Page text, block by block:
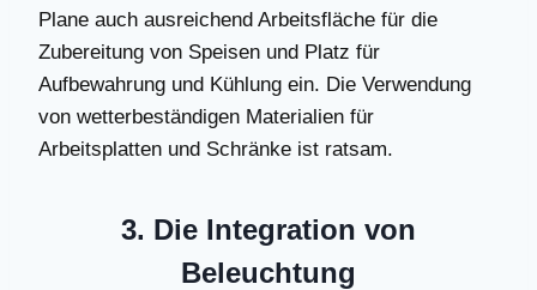
Plane auch ausreichend Arbeitsfläche für die
Zubereitung von Speisen und Platz für
Aufbewahrung und Kühlung ein. Die Verwendung
von wetterbeständigen Materialien für
Arbeitsplatten und Schränke ist ratsam.
3. Die Integration von
Beleuchtung